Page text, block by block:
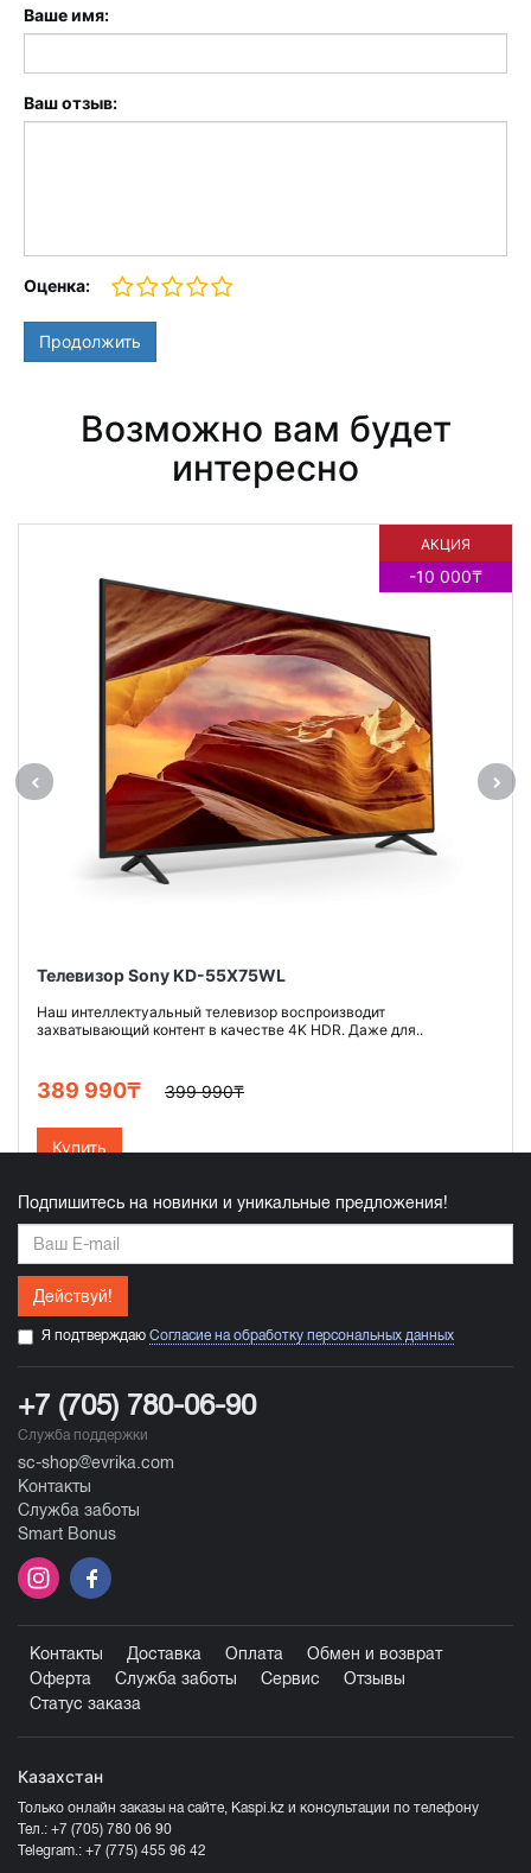
Ваше имя:
Ваш отзыв:
Оценка:
Продолжить
Возможно вам будет
интересно
АКЦИЯ
-10 000₸
Телевизор Sony KD-55X75WL
Наш интеллектуальный телевизор воспроизводит
захватывающий контент в качестве 4K HDR. Даже для..
389 990₸ 399 990₸
Купить
Подпишитесь на новинки и уникальные предложения!
Действуй!
Я подтверждаю Согласие на обработку персональных данных
+7 (705) 780-06-90
Служба поддержки
sc-shop@evrika.com
Контакты
Служба заботы
Smart Bonus
Контакты Доставка Оплата
Обмен и возврат
Оферта
Служба заботы Сервис
Отзывы
Статус заказа
Казахстан
Только онлайн заказы на сайте, Kaspi.kz и консультации по телефону
Тел.: +7 (705) 780 06 90
Telegram.: +7 (775) 455 96 42